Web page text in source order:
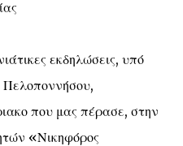
εκδηλώσεις, υπό
Πελοποννήσου,
που μας πέρασε, στην
«Νικηφόρος